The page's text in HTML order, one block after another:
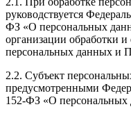
руководствуется
ФЗ «О персональных
организации обработки и
персональных данных и
2.2. Субъект
предусмотренными
152-ФЗ «О персональных